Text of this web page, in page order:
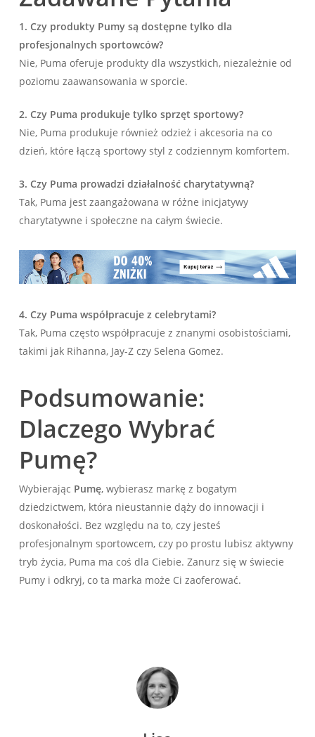
1. Czy produkty Pumy są dostępne tylko dla
profesjonalnych sportowców?
Nie, Puma oferuje produkty dla wszystkich, niezależnie od
poziomu zaawansowania w sporcie.
2. Czy Puma produkuje tylko sprzęt sportowy?
Nie, Puma produkuje również odzież i akcesoria na co
dzień, które łączą sportowy styl z codziennym komfortem.
3. Czy Puma prowadzi działalność charytatywną?
Tak, Puma jest zaangażowana w różne inicjatywy
charytatywne i społeczne na całym świecie.
4. Czy Puma współpracuje z celebrytami?
Tak, Puma często współpracuje z znanymi osobistościami,
takimi jak Rihanna, Jay-Z czy Selena Gomez.
Podsumowanie:
Dlaczego Wybrać
Pumę?
Wybierając Pumę, wybierasz markę z bogatym
dziedzictwem, która nieustannie dąży do innowacji i
doskonałości. Bez względu na to, czy jesteś
profesjonalnym sportowcem, czy po prostu lubisz aktywny
tryb życia, Puma ma coś dla Ciebie. Zanurz się w świecie
Pumy i odkryj, co ta marka może Ci zaoferować.